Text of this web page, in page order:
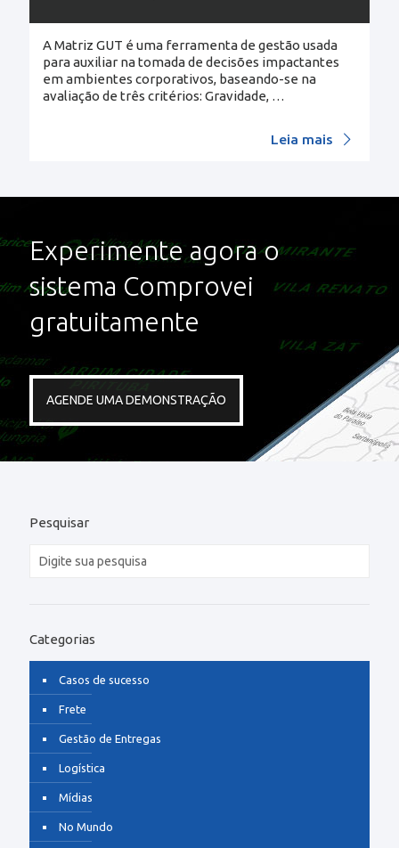
A Matriz GUT é uma ferramenta de gestão usada
para auxiliar na tomada de decisões impactantes
em ambientes corporativos, baseando-se na
avaliação de três critérios: Gravidade, …
Leia mais
Experimente agora o
sistema Comprovei
gratuitamente
AGENDE UMA DEMONSTRAÇÃO
Pesquisar
Categorias
Casos de sucesso
Frete
Gestão de Entregas
Logística
Mídias
No Mundo